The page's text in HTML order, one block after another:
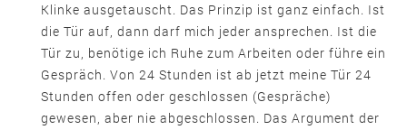
Klinke ausgetauscht. Das Prinzip ist ganz einfach. Ist
die Tür auf, dann darf mich jeder ansprechen. Ist die
Tür zu, benötige ich Ruhe zum Arbeiten oder führe ein
Gespräch. Von 24 Stunden ist ab jetzt meine Tür 24
Stunden offen oder geschlossen (Gespräche)
gewesen, aber nie abgeschlossen. Das Argument der